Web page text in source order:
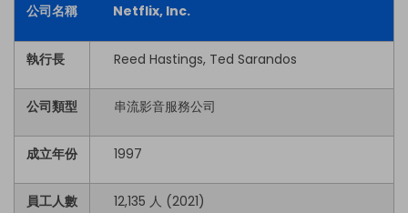
公司名稱 Netflix, Inc.
執行長 Reed Hastings, Ted Sarandos
公司類型 串流影音服務公司
成立年份 1997
員工人數 12,135 人 (2021)